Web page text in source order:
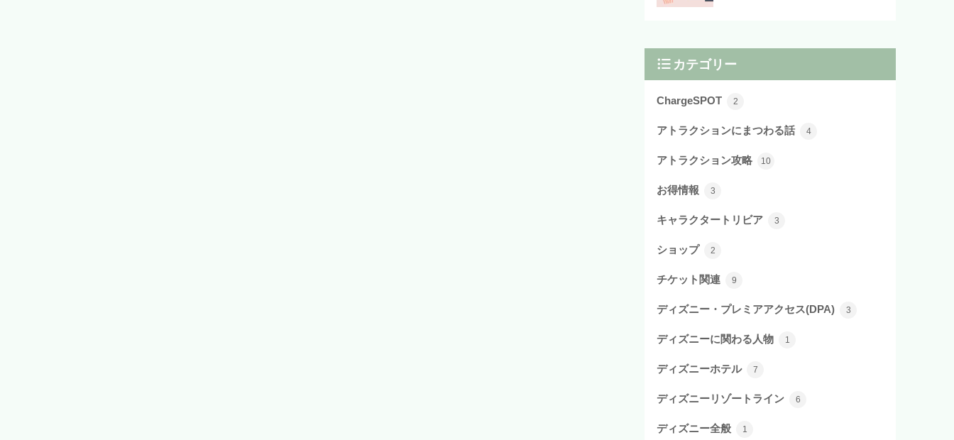
カテゴリー
ChargeSPOT 2
アトラクションにまつわる話 4
アトラクション攻略 10
お得情報 3
キャラクタートリビア 3
ショップ 2
チケット関連 9
ディズニー・プレミアアクセス(DPA) 3
ディズニーに関わる人物 1
ディズニーホテル 7
ディズニーリゾートライン 6
ディズニー全般 1